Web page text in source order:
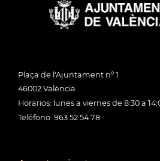
Plaça de l'Ajuntament nº 1
46002 València
Horarios: lunes a viernes de 8:30 a
Teléfono: 963 52 54 78